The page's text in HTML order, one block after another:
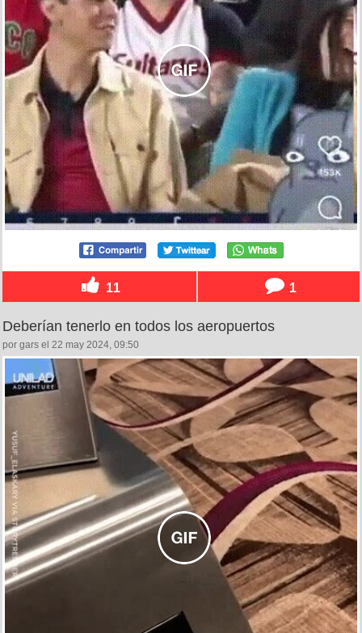
11 1
Deberían tenerlo en todos los aeropuertos
por gars el 22 may 2024, 09:50